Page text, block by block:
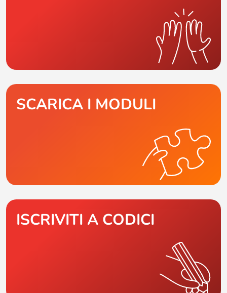
SCARICA I MODULI
ISCRIVITI A CODICI